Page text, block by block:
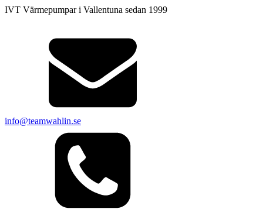
IVT Värmepumpar i Vallentuna sedan 1999
info@teamwahlin.se